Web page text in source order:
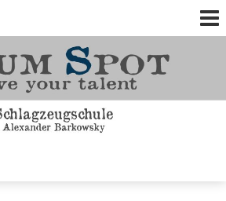
Harrislee und Flensburg